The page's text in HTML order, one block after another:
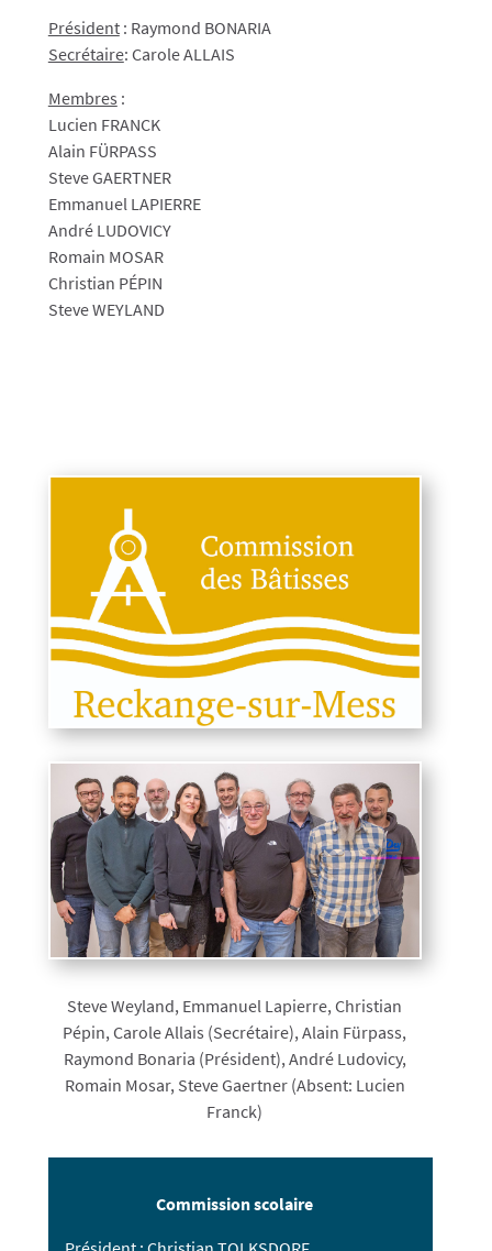
Président: Raymond BONARIA
Secrétaire: Carole ALLAIS
Membres :
Lucien FRANCK
Alain FÜRPASS
Steve GAERTNER
Emmanuel LAPIERRE
André LUDOVICY
Romain MOSAR
Christian PÉPIN
Steve WEYLAND
Steve Weyland, Emmanuel Lapierre, Christian
Pépin, Carole Allais (Secrétaire), Alain Fürpass,
Raymond Bonaria (Président), André Ludovicy,
Romain Mosar, Steve Gaertner (Absent: Lucien
Franck)
Commission scolaire